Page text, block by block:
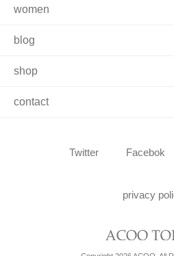
women
blog
shop
contact
Twitter Facebok
privacy